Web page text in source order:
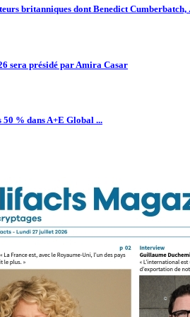
britanniques dont Benedict Cumberbatch,
sera présidé par Amira Casar
50 % dans A+E Global ...